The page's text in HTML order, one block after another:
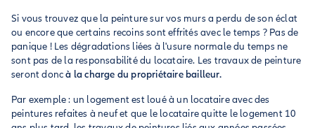
Si vous trouvez que la peinture sur vos murs a perdu de son éclat
ou encore que certains recoins sont effrités avec le temps ? Pas de
panique ! Les dégradations liées à l'usure normale du temps ne
sont pas de la responsabilité du locataire. Les travaux de peinture
seront doncà la charge du propriétaire bailleur.
Par exemple : un logement est loué à un locataire avec des
peintures refaites à neuf et que le locataire quitte le logement 10